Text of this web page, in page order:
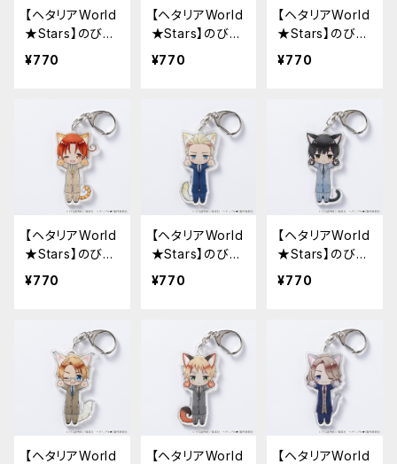
【ヘタリアWorld
★Stars】のび猫
アクリルキーホ
¥770
【ヘタリアWorld
★Stars】のび猫
アクリルキーホ
¥770
【ヘタリアWorld
★Stars】のび猫
B7ブロマイドケ
¥770
【ヘタリアWorld
★Stars】のび猫
アクリルキーホ
¥770
【ヘタリアWorld
★Stars】のび猫
アクリルキーホ
¥770
【ヘタリアWorld
★Stars】のび猫
アクリルキーホ
¥770
【ヘタリアWorld
【ヘタリアWorld
【ヘタリアWorld